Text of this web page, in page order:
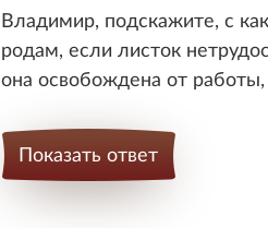
Владимир, подскажите, с
родам, если листок
она освобождена от
Показать ответ